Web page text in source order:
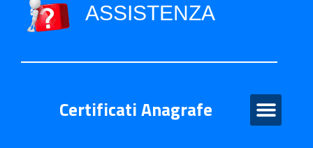
ASSISTENZA
Certificati Anagrafe